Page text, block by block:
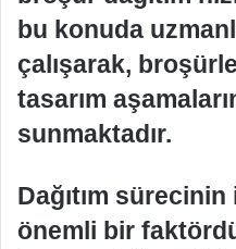
bu konuda
çalışarak,
tasarım
sunmaktadır.
Dağıtım
önemli bir